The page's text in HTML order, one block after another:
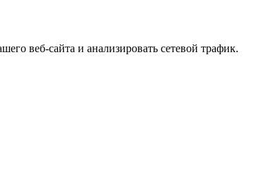
веб-сайта и анализировать сетевой трафик.